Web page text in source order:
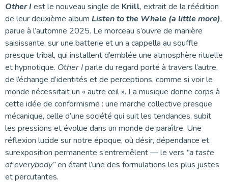
Other Iest le nouveau single de Kriill, extrait de la réédition
de leur deuxième album Listen to the Whale (a little more),
parue à l’automne 2025. Le morceau s’ouvre de manière
saisissante, sur une batterie et un a cappella au souffle
presque tribal, qui installent d’emblée une atmosphère rituelle
et hypnotique. Other Iparle du regard porté à travers l’autre,
de l’échange d’identités et de perceptions, comme si voir le
monde nécessitait un « autre œil ». La musique donne corps à
cette idée de conformisme : une marche collective presque
mécanique, celle d’une société qui suit les tendances, subit
les pressions et évolue dans un monde de paraître. Une
réflexion lucide sur notre époque, où désir, dépendance et
surexposition permanente s’entremêlent — le vers “a taste
of everybody”en étant l’une des formulations les plus justes
et percutantes.